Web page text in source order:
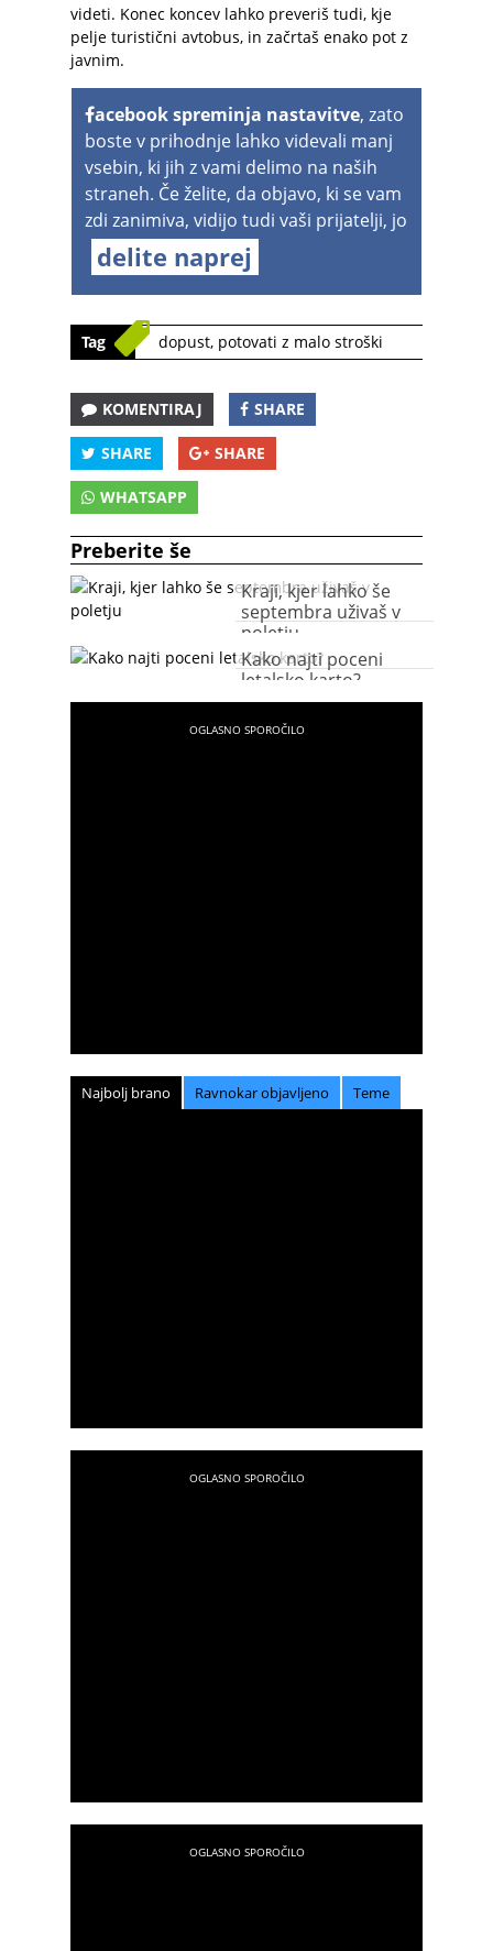
videti. Konec koncev lahko preveriš tudi, kje
pelje turistični avtobus, in začrtaš enako pot z
javnim.
acebook spreminja nastavitve, zato
boste v prihodnje lahko videvali manj
vsebin, ki jih z vami delimo na naših
straneh. Če želite, da objavo, ki se vam
zdi zanimiva, vidijo tudi vaši prijatelji, jo
delite naprej
Tag dopust, potovati z malo stroški
KOMENTIRAJ SHARE
SHARE SHARE
WHATSAPP
Preberite še
Kraji, kjer lahko še
septembra uživaš v
poletju
Kako najti poceni
letalsko karto?
Najbolj brano Ravnokar objavljeno Teme